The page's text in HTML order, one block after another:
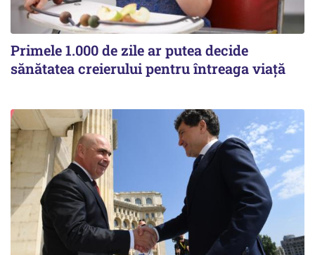
Primele 1.000 de zile ar putea decide
sănătatea creierului pentru întreaga viață